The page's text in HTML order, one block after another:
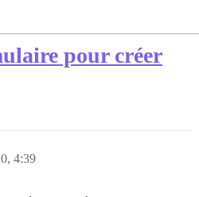
pour créer
4:39